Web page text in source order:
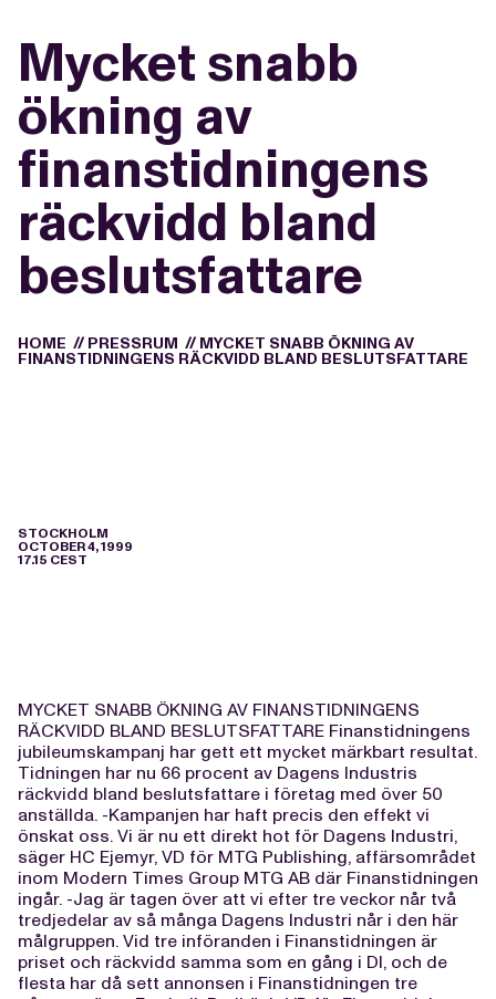
Mycket snabb
ökning av
finanstidningens
räckvidd bland
beslutsfattare
HOME // PRESSRUM // MYCKET SNABB ÖKNING AV
FINANSTIDNINGENS RÄCKVIDD BLAND BESLUTSFATTARE
STOCKHOLM
OCTOBER 4, 1999
17.15 CEST
MYCKET SNABB ÖKNING AV FINANSTIDNINGENS
RÄCKVIDD BLAND BESLUTSFATTARE Finanstidningens
jubileumskampanj har gett ett mycket märkbart resultat.
Tidningen har nu 66 procent av Dagens Industris
räckvidd bland beslutsfattare i företag med över 50
anställda. -Kampanjen har haft precis den effekt vi
önskat oss. Vi är nu ett direkt hot för Dagens Industri,
säger HC Ejemyr, VD för MTG Publishing, affärsområdet
inom Modern Times Group MTG AB där Finanstidningen
ingår. -Jag är tagen över att vi efter tre veckor når två
tredjedelar av så många Dagens Industri når i den här
målgruppen. Vid tre införanden i Finanstidningen är
priset och räckvidd samma som en gång i DI, och de
flesta har då sett annonsen i Finanstidningen tre